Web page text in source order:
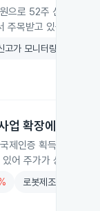
로 52주 신고가를
목받고 있습니다.
가 모니터링
업 확장에 주가 상
제인증 획득을 위한
어 주가가 상승세입
로봇제조